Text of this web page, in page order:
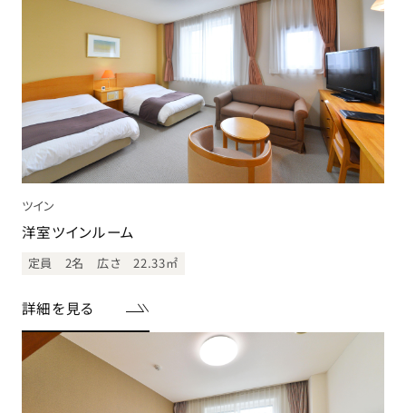
ツイン
洋室ツインルーム
定員 2名 広さ 22.33㎡
詳細を見る